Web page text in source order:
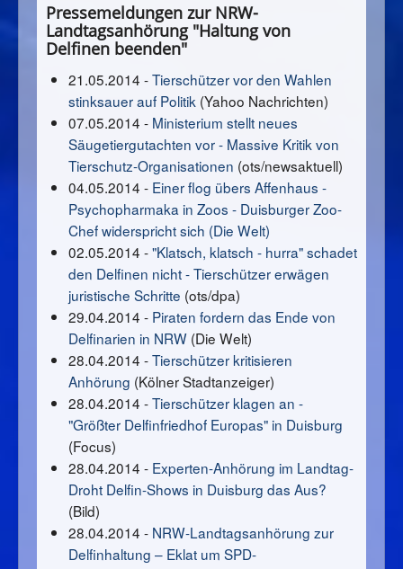
Pressemeldungen zur NRW-
Landtagsanhörung "Haltung von
Delfinen beenden"
21.05.2014 -Tierschützer vor den Wahlen
stinksauer auf Politik (Yahoo Nachrichten)
07.05.2014 - Ministerium stellt neues
Säugetiergutachten vor - Massive Kritik von
Tierschutz-Organisationen (ots/newsaktuell)
04.05.2014 - Einer flog übers Affenhaus -
Psychopharmaka in Zoos - Duisburger Zoo-
Chef widerspricht sich (Die Welt)
02.05.2014 -"Klatsch, klatsch - hurra" schadet
den Delfinen nicht - Tierschützer erwägen
juristische Schritte (ots/dpa)
29.04.2014 - Piraten fordern das Ende von
Delfinarien in NRW (Die Welt)
28.04.2014 -Tierschützer kritisieren
Anhörung (Kölner Stadtanzeiger)
28.04.2014 -Tierschützer klagen an -
"Größter Delfinfriedhof Europas" in Duisburg
(Focus)
28.04.2014 - Experten-Anhörung im Landtag-
Droht Delfin-Shows in Duisburg das Aus?
(Bild)
28.04.2014 - NRW-Landtagsanhörung zur
Delfinhaltung – Eklat um SPD-